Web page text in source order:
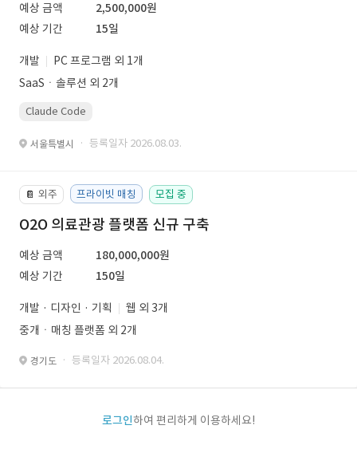
예상 금액
2,500,000원
예상 기간
15일
개발
PC 프로그램 외 1개
SaaSㆍ솔루션 외 2개
Claude Code
서울특별시 · 등록일자 2026.08.03.
📔 외주 프라이빗 매칭 모집 중
O2O 의료관광 플랫폼 신규 구축
예상 금액
180,000,000원
예상 기간
150일
개발 · 디자인 · 기획
웹 외 3개
중개ㆍ매칭 플랫폼 외 2개
경기도 · 등록일자 2026.08.04.
로그인하여 편리하게 이용하세요!